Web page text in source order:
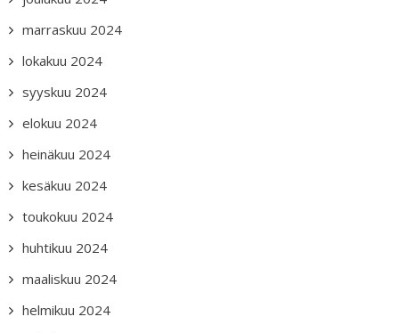
marraskuu 2024
lokakuu 2024
syyskuu 2024
elokuu 2024
heinäkuu 2024
kesäkuu 2024
toukokuu 2024
huhtikuu 2024
maaliskuu 2024
helmikuu 2024